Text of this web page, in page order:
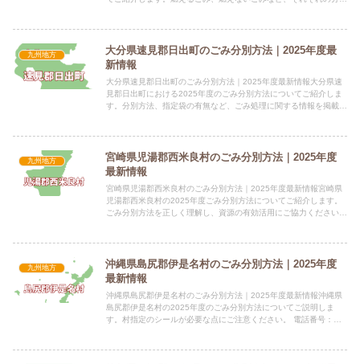
九州地方
大分県速見郡日出町のごみ分別方法｜2025年度最
新情報
大分県速見郡日出町のごみ分別方法｜2025年度最新情報大分県速
見郡日出町における2025年度のごみ分別方法についてご紹介しま
す。分別方法、指定袋の有無など、ごみ処理に関する情報を掲載し
九州地方
宮崎県児湯郡西米良村のごみ分別方法｜2025年度
最新情報
宮崎県児湯郡西米良村のごみ分別方法｜2025年度最新情報宮崎県
児湯郡西米良村の2025年度ごみ分別方法についてご紹介します。
ごみ分別方法を正しく理解し、資源の有効活用にご協力ください。
九州地方
沖縄県島尻郡伊是名村のごみ分別方法｜2025年度
最新情報
沖縄県島尻郡伊是名村のごみ分別方法｜2025年度最新情報沖縄県
島尻郡伊是名村の2025年度のごみ分別方法についてご説明しま
す。村指定のシールが必要な点にご注意ください。 電話番号：